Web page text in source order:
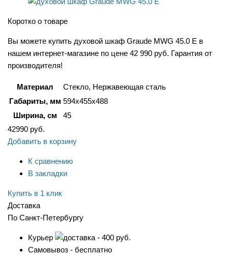
Коротко о товаре
Вы можете купить духовой шкаф Graude MWG 45.0 E в
нашем интернет-магазине по цене 42 990 руб. Гарантия от
производителя!
Материал
Стекло, Нержавеющая сталь
Габариты, мм 594х455х488
Ширина, см
45
42990 руб.
Добавить в корзину
К сравнению
В закладки
Купить в 1 клик
Доставка
По Санкт-Петербургу
Курьер
- 400 руб.
Самовывоз - бесплатно